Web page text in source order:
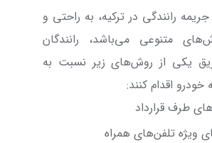
رانندگی در ترکیه، به راحتی و
متنوعی می‌باشد، رانندگان
یکی از روش‌های زیر نسبت به
اقدام کنند:
طرف قرارداد
ویژه تلفن‌های همراه